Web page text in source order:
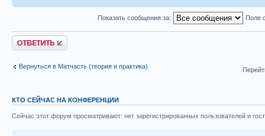
Показать сообщения за: Поле
Ответить
Вернуться в Матчасть (теория и практика)
КТО СЕЙЧАС НА КОНФЕРЕНЦИИ
Сейчас этот форум просматривают: нет зарегистрированных пользователей и